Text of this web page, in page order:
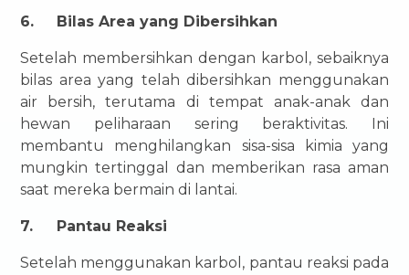
6. Bilas Area yang Dibersihkan
Setelah membersihkan dengan karbol, sebaiknya
bilas area yang telah dibersihkan menggunakan
air bersih, terutama di tempat anak-anak dan
hewan peliharaan sering beraktivitas. Ini
membantu menghilangkan sisa-sisa kimia yang
mungkin tertinggal dan memberikan rasa aman
saat mereka bermain di lantai.
7. Pantau Reaksi
Setelah menggunakan karbol, pantau reaksi pada